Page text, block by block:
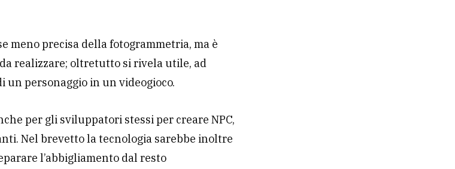
meno precisa della fotogrammetria, ma è
realizzare; oltretutto si rivela utile, ad
un personaggio in un videogioco.
per gli sviluppatori stessi per creare NPC,
Nel brevetto la tecnologia sarebbe inoltre
l’abbigliamento dal resto